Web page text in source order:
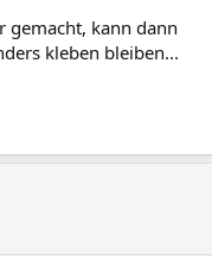
gemacht, kann dann
kleben bleiben...